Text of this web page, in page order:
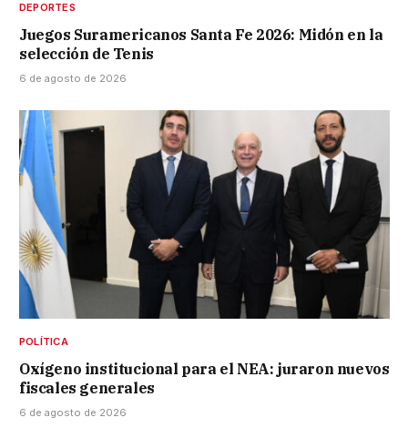
DEPORTES
Juegos Suramericanos Santa Fe 2026: Midón en la
selección de Tenis
6 de agosto de 2026
POLÍTICA
Oxígeno institucional para el NEA: juraron nuevos
fiscales generales
6 de agosto de 2026